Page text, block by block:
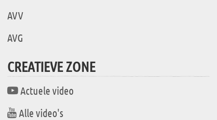
AVV
AVG
CREATIEVE ZONE
Actuele video
Alle video's